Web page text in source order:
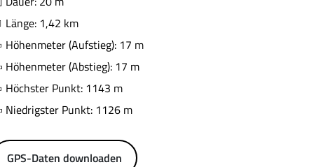
Länge: 1,42 km
Höhenmeter (Aufstieg): 17 m
Höhenmeter (Abstieg): 17 m
Höchster Punkt: 1143 m
Niedrigster Punkt: 1126 m
GPS-Daten downloaden